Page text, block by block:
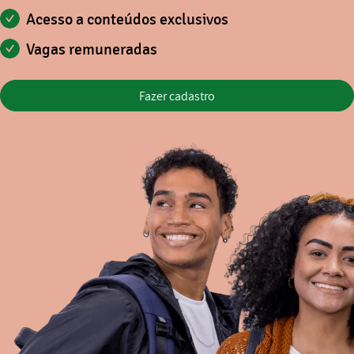
Acesso a conteúdos exclusivos
Vagas remuneradas
Fazer cadastro